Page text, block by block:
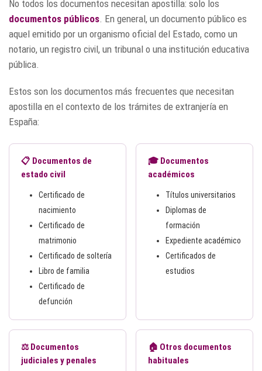
No todos los documentos necesitan apostilla: solo los
documentos públicos. En general, un documento público es
aquel emitido por un organismo oficial del Estado, como un
notario, un registro civil, un tribunal o una institución educativa
pública.
Estos son los documentos más frecuentes que necesitan
apostilla en el contexto de los trámites de extranjería en
España:
📋 Documentos de
estado civil
Certificado de
nacimiento
Certificado de
matrimonio
Certificado de soltería
Libro de familia
Certificado de
defunción
🎓 Documentos
académicos
Títulos universitarios
Diplomas de
formación
Expediente académico
Certificados de
estudios
⚖️ Documentos
judiciales y penales
🏠 Otros documentos
habituales